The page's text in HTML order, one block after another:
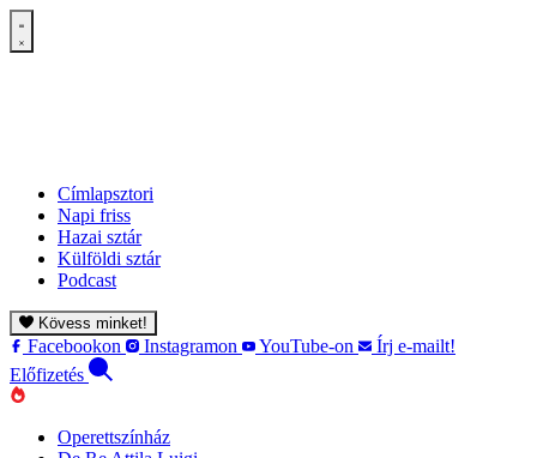
Címlapsztori
Napi friss
Hazai sztár
Külföldi sztár
Podcast
Kövess minket!
Facebookon Instagramon YouTube-on
Írj e-mailt!
Előfizetés
Operettszínház